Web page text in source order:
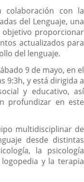
colaboración con la
del Lenguaje, una
proporcionar
actualizados para
del lenguaje.
9 de mayo, en el
9:3h, y está dirigida a
y educativo, así
profundizar en este
multidisciplinar de
desde distintas
la psicología
y la terapia